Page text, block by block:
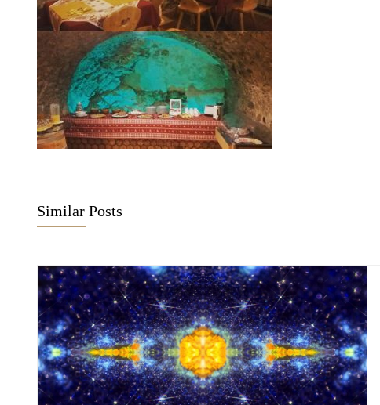
Similar Posts